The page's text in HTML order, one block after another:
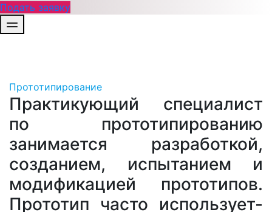
Подать заявку
Прототипирование
Практикующий специалист
по прототипированию
занимается разработкой,
созданием, испытанием и
модификацией прототипов.
Прототип часто использует-